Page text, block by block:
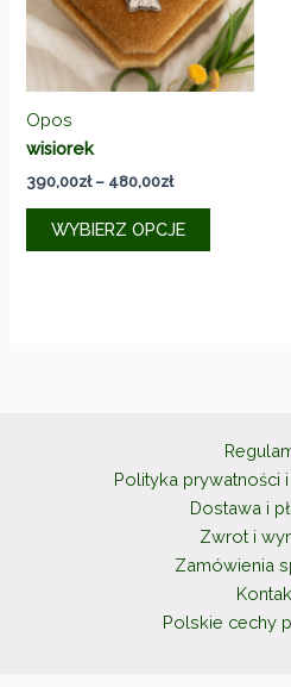
stronie
produktu
Opos
wisiorek
390,00zł – 480,00złZakres
od
390,00zł
WYBIERZ OPCJE
Ten
na
stronie
produktu
Polityka prywatności
Dostawa i
Zwrot i
Zamówienia
Polskie cechy